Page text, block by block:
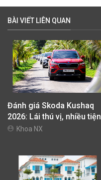
BÀI VIẾT LIÊN QUAN
Đánh giá Skoda Kushaq
2026: Lái thú vị, nhiều tiện
nghi, giá cạnh tranh
Khoa NX